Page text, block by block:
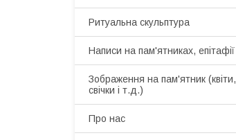
Ритуальна скульптура
Написи на пам'ятниках, епітафії
Зображення на пам'ятник (квіти,
свічки і т.д.)
Про нас